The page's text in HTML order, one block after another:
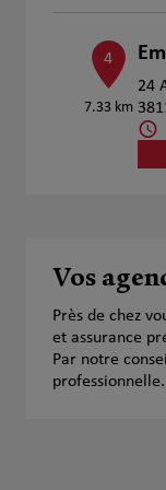
4
7.33 km
24
16.45 km
Vos
Près de chez
et assurance
Par notre
professionnelle.